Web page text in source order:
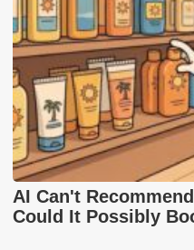
AI Can't
Could It Possibly